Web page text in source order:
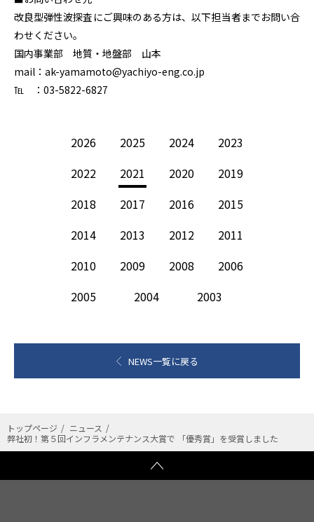
改良型弾性波探査にご興味のある方は、以下担当者までお問い合
わせください。
国内事業部 地質・地盤部 山本
mail：ak-yamamoto@yachiyo-eng.co.jp
℡ ：03-5822-6827
2026 2025 2024
2023
2022
2021 2020
2019
2018
2017 2016
2015
2014
2013 2012
2011
2010
2009 2008
2006
2005
2004 2003
NEWS一覧に戻る
トップページ
ニュース
弊社初！第５回インフラメンテナンス大賞で 「優秀賞」を受賞しました